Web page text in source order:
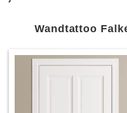
Wandtattoo